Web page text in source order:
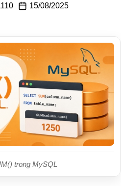
15/08/2025
trong MySQL